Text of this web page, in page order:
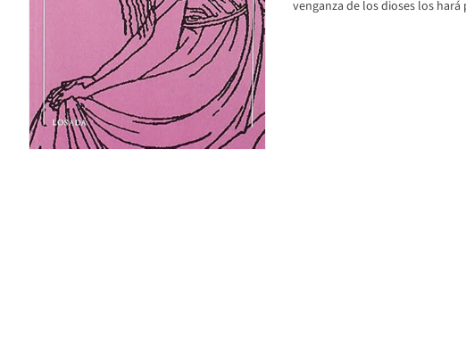
venganza de los dioses los hará